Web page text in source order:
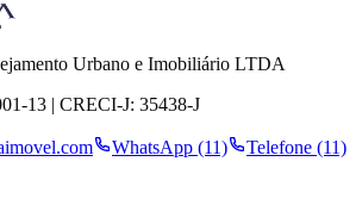
Urbano e Imobiliário LTDA
13 | CRECI-J: 35438-J
WhatsApp (11)
Telefone (11)